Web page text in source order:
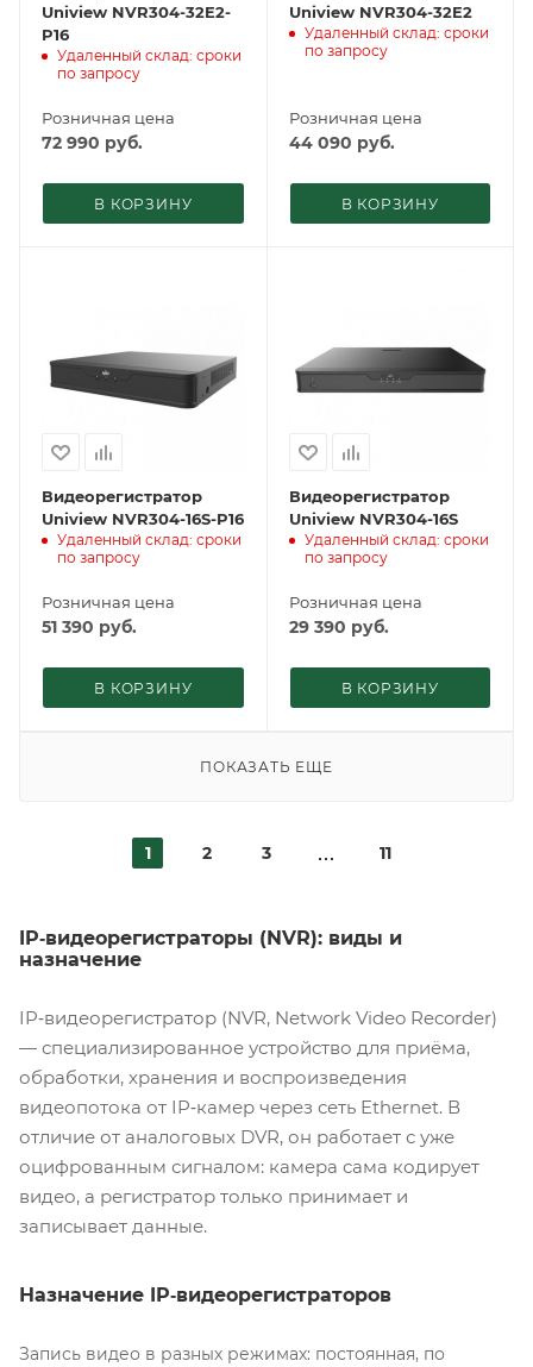
Uniview NVR304-32E2-
P16
Удаленный склад: сроки
по запросу
Розничная цена
72 990 руб.
В КОРЗИНУ
Uniview NVR304-32E2
Удаленный склад: сроки
по запросу
Розничная цена
44 090 руб.
В КОРЗИНУ
Видеорегистратор
Uniview NVR304-16S-P16
Удаленный склад: сроки
по запросу
Розничная цена
51 390 руб.
В КОРЗИНУ
Видеорегистратор
Uniview NVR304-16S
Удаленный склад: сроки
по запросу
Розничная цена
29 390 руб.
В КОРЗИНУ
ПОКАЗАТЬ ЕЩЕ
1 2 3 11
IP‑видеорегистраторы (NVR): виды и
назначение
IP‑видеорегистратор (NVR, Network Video Recorder)
— специализированное устройство для приёма,
обработки, хранения и воспроизведения
видеопотока от IP‑камер через сеть Ethernet. В
отличие от аналоговых DVR, он работает с уже
оцифрованным сигналом: камера сама кодирует
видео, а регистратор только принимает и
записывает данные.
Назначение IP‑видеорегистраторов
Запись видео в разных режимах: постоянная, по